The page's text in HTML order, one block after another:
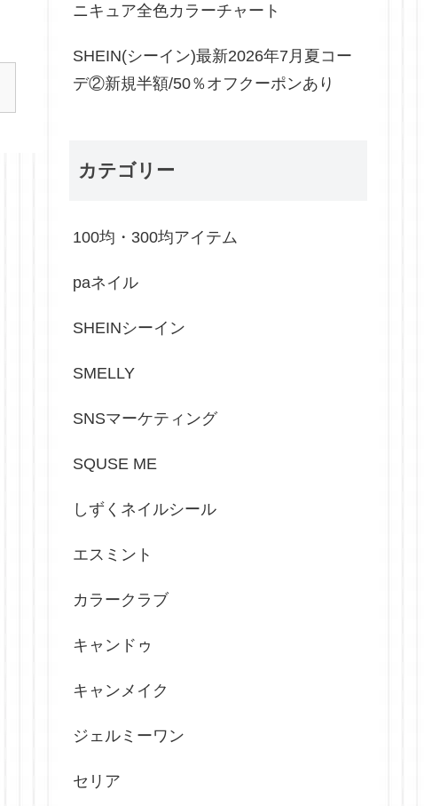
ニキュア全色カラーチャート
SHEIN(シーイン)最新2026年7月夏コー
デ②新規半額/50％オフクーポンあり
カテゴリー
100均・300均アイテム
paネイル
SHEINシーイン
SMELLY
SNSマーケティング
SQUSE ME
しずくネイルシール
エスミント
カラークラブ
キャンドゥ
キャンメイク
ジェルミーワン
セリア